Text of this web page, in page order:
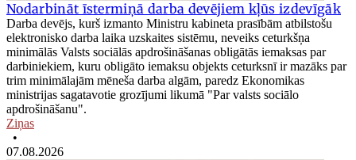
Nodarbināt īstermiņā darba devējiem kļūs izdevīgāk
Darba devējs, kurš izmanto Ministru kabineta prasībām atbilstošu
elektronisko darba laika uzskaites sistēmu, neveiks ceturkšņa
minimālās Valsts sociālās apdrošināšanas obligātās iemaksas par
darbiniekiem, kuru obligāto iemaksu objekts ceturksnī ir mazāks par
trim minimālajām mēneša darba algām, paredz Ekonomikas
ministrijas sagatavotie grozījumi likumā "Par valsts sociālo
apdrošināšanu".
Ziņas
•
07.08.2026